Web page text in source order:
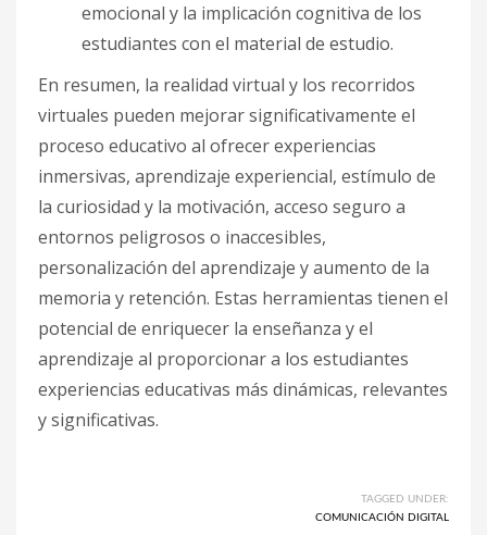
emocional y la implicación cognitiva de los
estudiantes con el material de estudio.
En resumen, la realidad virtual y los recorridos
virtuales pueden mejorar significativamente el
proceso educativo al ofrecer experiencias
inmersivas, aprendizaje experiencial, estímulo de
la curiosidad y la motivación, acceso seguro a
entornos peligrosos o inaccesibles,
personalización del aprendizaje y aumento de la
memoria y retención. Estas herramientas tienen el
potencial de enriquecer la enseñanza y el
aprendizaje al proporcionar a los estudiantes
experiencias educativas más dinámicas, relevantes
y significativas.
TAGGED UNDER:
COMUNICACIÓN DIGITAL